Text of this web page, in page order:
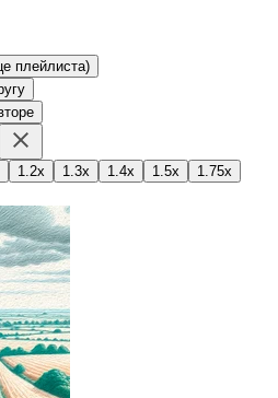
плейлиста)
1.2x 1.3x 1.4x 1.5x
1.75x